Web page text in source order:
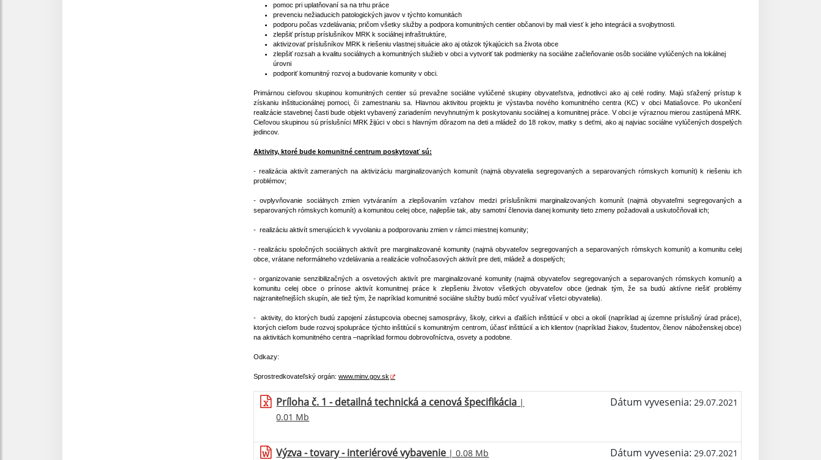
pomoc pri uplatňovaní sa na trhu práce
prevenciu nežiaducich patologických javov v týchto komunitách
podporu počas vzdelávania; pričom všetky služby a podpora komunitných centier občanovi by mali viesť k jeho integrácii a svojbytnosti.
zlepšiť prístup príslušníkov MRK k sociálnej infraštruktúre,
aktivizovať príslušníkov MRK k riešeniu vlastnej situácie ako aj otázok týkajúcich sa života obce
zlepšiť rozsah a kvalitu sociálnych a komunitných služieb v obci a vytvoriť tak podmienky na sociálne začleňovanie osôb sociálne vylúčených na lokálnej
úrovni
podporiť komunitný rozvoj a budovanie komunity v obci.
Primárnou cieľovou skupinou komunitných centier sú prevažne sociálne vylúčené skupiny obyvateľstva, jednotlivci ako aj celé rodiny. Majú sťažený prístup k
získaniu inštitucionálnej pomoci, či zamestnaniu sa. Hlavnou aktivitou projektu je výstavba nového komunitného centra (KC) v obci Matiašovce. Po ukončení
realizácie stavebnej časti bude objekt vybavený zariadením nevyhnutným k poskytovaniu sociálnej a komunitnej práce. V obci je výraznou mierou zastúpená MRK.
Cieľovou skupinou sú príslušníci MRK žijúci v obci s hlavným dôrazom na deti a mládež do 18 rokov, matky s deťmi, ako aj najviac sociálne vylúčených dospelých
jedincov.
Aktivity, ktoré bude komunitné centrum poskytovať sú:
- realizácia aktivít zameraných na aktivizáciu marginalizovaných komunít (najmä obyvatelia segregovaných a separovaných rómskych komunít) k riešeniu ich
problémov;
- ovplyvňovanie sociálnych zmien vytváraním a zlepšovaním vzťahov medzi príslušníkmi marginalizovaných komunít (najmä obyvateľmi segregovaných a
separovaných rómskych komunít) a komunitou celej obce, najlepšie tak, aby samotní členovia danej komunity tieto zmeny požadovali a uskutočňovali ich;
- realizáciu aktivít smerujúcich k vyvolaniu a podporovaniu zmien v rámci miestnej komunity;
- realizáciu spoločných sociálnych aktivít pre marginalizované komunity (najmä obyvateľov segregovaných a separovaných rómskych komunít) a komunitu celej
obce, vrátane neformálneho vzdelávania a realizácie voľnočasových aktivít pre deti, mládež a dospelých;
- organizovanie senzibilizačných a osvetových aktivít pre marginalizované komunity (najmä obyvateľov segregovaných a separovaných rómskych komunít) a
komunitu celej obce o prínose aktivít komunitnej práce k zlepšeniu životov všetkých obyvateľov obce (jednak tým, že sa budú aktívne riešiť problémy
najzraniteľnejších skupín, ale tiež tým, že napríklad komunitné sociálne služby budú môcť využívať všetci obyvatelia).
- aktivity, do ktorých budú zapojení zástupcovia obecnej samosprávy, školy, cirkvi a ďalších inštitúcií v obci a okolí (napríklad aj územne príslušný úrad práce),
ktorých cieľom bude rozvoj spolupráce týchto inštitúcií s komunitným centrom, účasť inštitúcií a ich klientov (napríklad žiakov, študentov, členov náboženskej obce)
na aktivitách komunitného centra –napríklad formou dobrovoľníctva, osvety a podobne.
Odkazy:
Sprostredkovateľský orgán: www.minv.gov.sk
Príloha č. 1 - detailná technická a cenová špecifikácia |
0.01 Mb
Dátum vyvesenia: 29.07.2021
Výzva - tovary - interiérové vybavenie | 0.08 Mb Dátum vyvesenia: 29.07.2021